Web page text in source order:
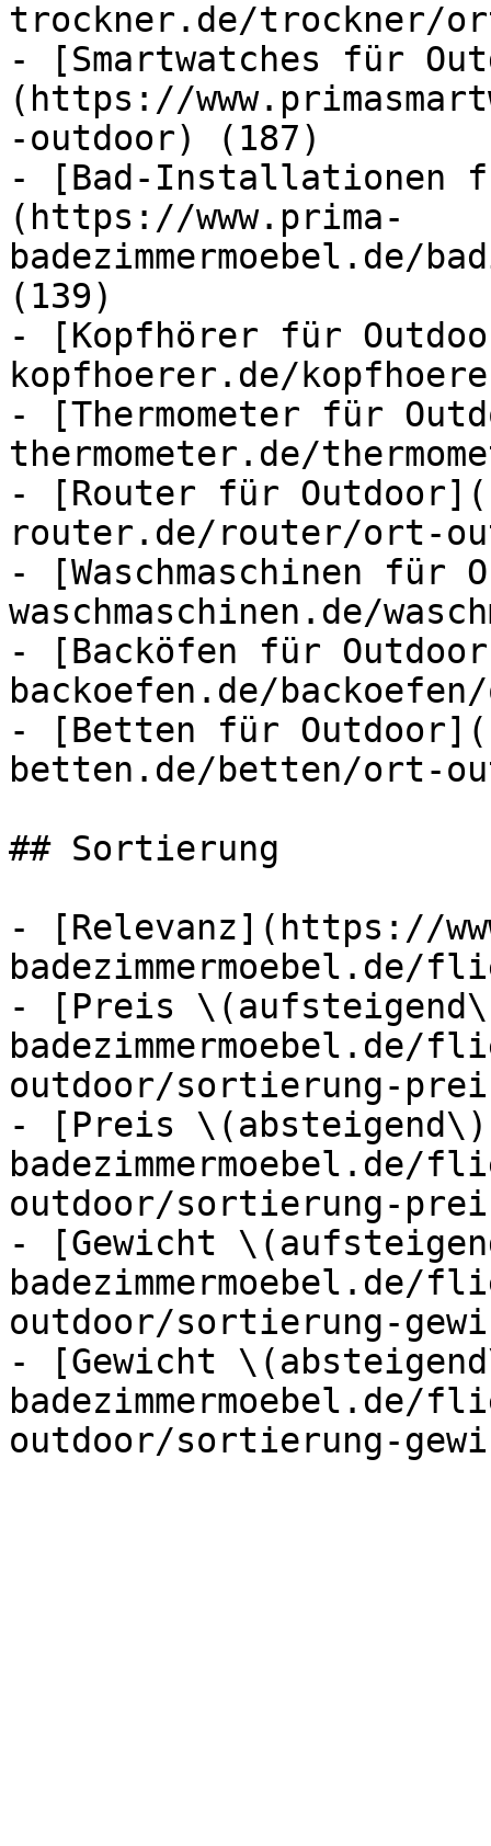
trockner.de/trockner/
- [Smartwatches für
(https://
-outdoor) (187)
- [Bad-Installationen
(https://www.prima-
(139)
- [Kopfhörer für
kopfhoerer.de/
- [Thermometer für
thermometer.de/
- [Router für
router.de/router/ort-
- [Waschmaschinen für
waschmaschinen.de/
- [Backöfen für
backoefen.de/
- [Betten für
betten.de/betten/ort-
## Sortierung
- [Relevanz](https://
- [Preis
badezimmermoebel.de/
outdoor/sortierung-
- [Preis
badezimmermoebel.de/
outdoor/sortierung-
- [Gewicht
badezimmermoebel.de/
outdoor/sortierung-
- [Gewicht
badezimmermoebel.de/